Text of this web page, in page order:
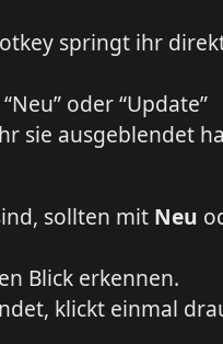
springt ihr
oder “Update”
sie ausgeblendet
sollten mit Neu
Blick erkennen.
klickt einmal